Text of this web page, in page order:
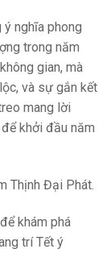
ý nghĩa phong
trong năm
gian, mà
và sự gắn kết
mang lời
khởi đầu năm
Thịnh Đại Phát.
để khám phá
trí Tết ý